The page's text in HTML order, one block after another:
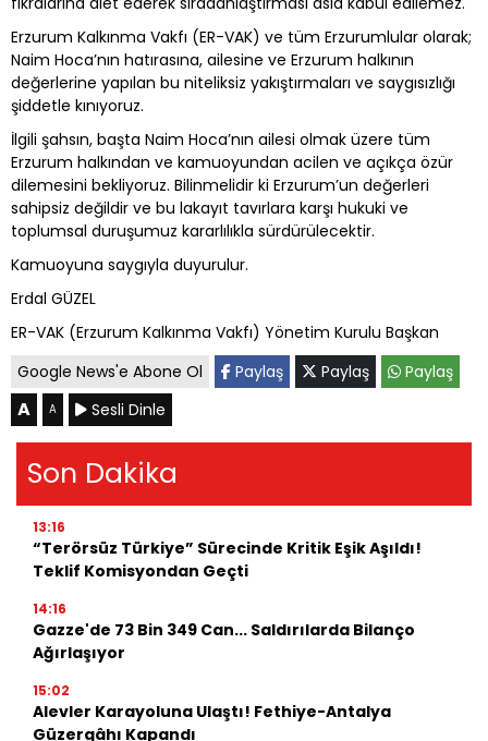
Erzurum Kalkınma Vakfı (ER-VAK) ve tüm Erzurumlular olarak;
Naim Hoca’nın hatırasına, ailesine ve Erzurum halkının
değerlerine yapılan bu niteliksiz yakıştırmaları ve saygısızlığı
şiddetle kınıyoruz.
İlgili şahsın, başta Naim Hoca’nın ailesi olmak üzere tüm
Erzurum halkından ve kamuoyundan acilen ve açıkça özür
dilemesini bekliyoruz. Bilinmelidir ki Erzurum’un değerleri
sahipsiz değildir ve bu lakayıt tavırlara karşı hukuki ve
toplumsal duruşumuz kararlılıkla sürdürülecektir.
Kamuoyuna saygıyla duyurulur.
Erdal GÜZEL
ER-VAK (Erzurum Kalkınma Vakfı) Yönetim Kurulu Başkan
Google News'e Abone Ol
Paylaş Paylaş Paylaş
A A Sesli Dinle
Son Dakika
13:16
“Terörsüz Türkiye” Sürecinde Kritik Eşik Aşıldı!
Teklif Komisyondan Geçti
14:16
Gazze'de 73 Bin 349 Can... Saldırılarda Bilanço
Ağırlaşıyor
15:02
Alevler Karayoluna Ulaştı! Fethiye-Antalya
Güzergâhı Kapandı